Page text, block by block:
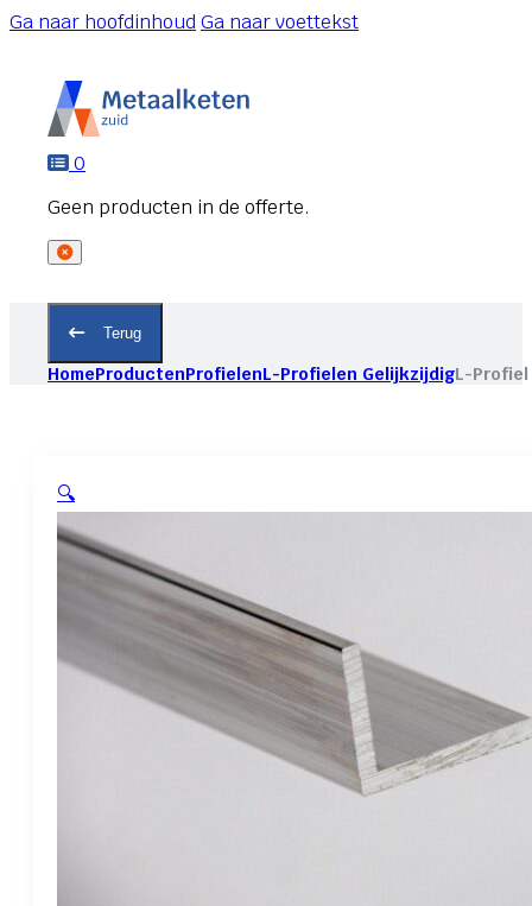
Ga naar hoofdinhoudGa naar voettekst
0
Terug
HomeProductenProfielenL-Profielen GelijkzijdigL-Profiel
🔍